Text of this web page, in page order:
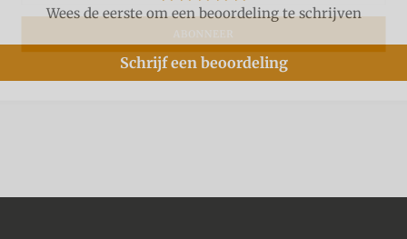
Wees de eerste om een beoordeling te schrijven
Schrijf een beoordeling
ABONNEER